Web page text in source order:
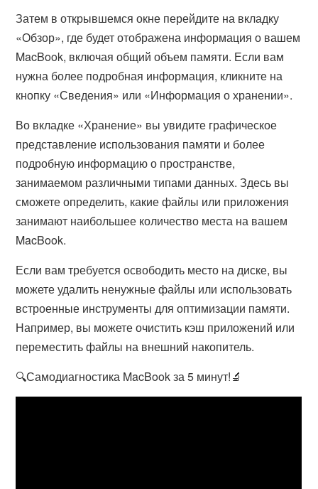
Затем в открывшемся окне перейдите на вкладку
«Обзор», где будет отображена информация о вашем
MacBook, включая общий объем памяти. Если вам
нужна более подробная информация, кликните на
кнопку «Сведения» или «Информация о хранении».
Во вкладке «Хранение» вы увидите графическое
представление использования памяти и более
подробную информацию о пространстве,
занимаемом различными типами данных. Здесь вы
сможете определить, какие файлы или приложения
занимают наибольшее количество места на вашем
MacBook.
Если вам требуется освободить место на диске, вы
можете удалить ненужные файлы или использовать
встроенные инструменты для оптимизации памяти.
Например, вы можете очистить кэш приложений или
переместить файлы на внешний накопитель.
🔍Самодиагностика MacBook за 5 минут!🔬